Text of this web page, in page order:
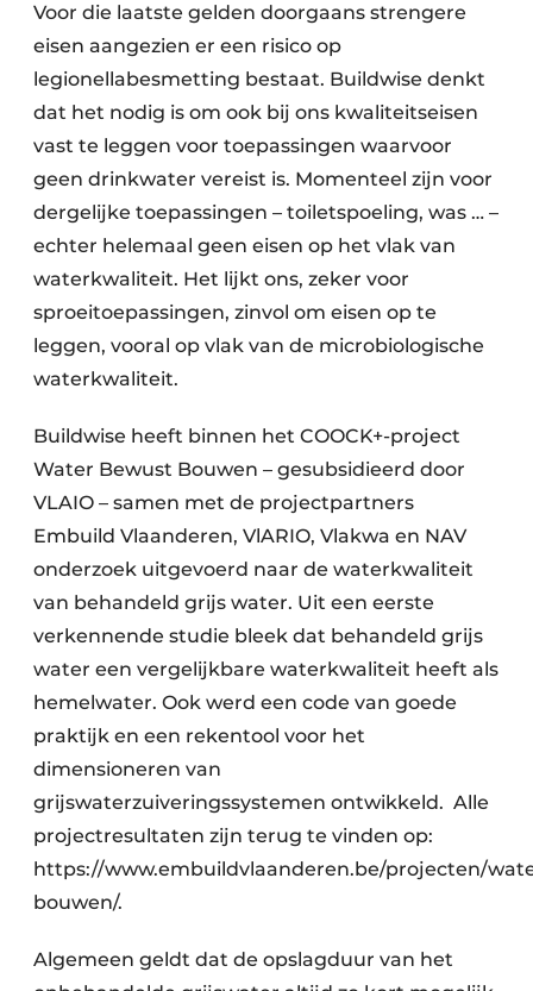
Voor die laatste gelden doorgaans strengere
eisen aangezien er een risico op
legionellabesmetting bestaat. Buildwise denkt
dat het nodig is om ook bij ons kwaliteitseisen
vast te leggen voor toepassingen waarvoor
geen drinkwater vereist is. Momenteel zijn voor
dergelijke toepassingen – toiletspoeling, was … –
echter helemaal geen eisen op het vlak van
waterkwaliteit. Het lijkt ons, zeker voor
sproeitoepassingen, zinvol om eisen op te
leggen, vooral op vlak van de microbiologische
waterkwaliteit.
Buildwise heeft binnen het COOCK+-project
Water Bewust Bouwen – gesubsidieerd door
VLAIO – samen met de projectpartners
Embuild Vlaanderen, VlARIO, Vlakwa en NAV
onderzoek uitgevoerd naar de waterkwaliteit
van behandeld grijs water. Uit een eerste
verkennende studie bleek dat behandeld grijs
water een vergelijkbare waterkwaliteit heeft als
hemelwater. Ook werd een code van goede
praktijk en een rekentool voor het
dimensioneren van
grijswaterzuiveringssystemen ontwikkeld. Alle
projectresultaten zijn terug te vinden op:
https://www.embuildvlaanderen.be/projecten/
bouwen/.
Algemeen geldt dat de opslagduur van het